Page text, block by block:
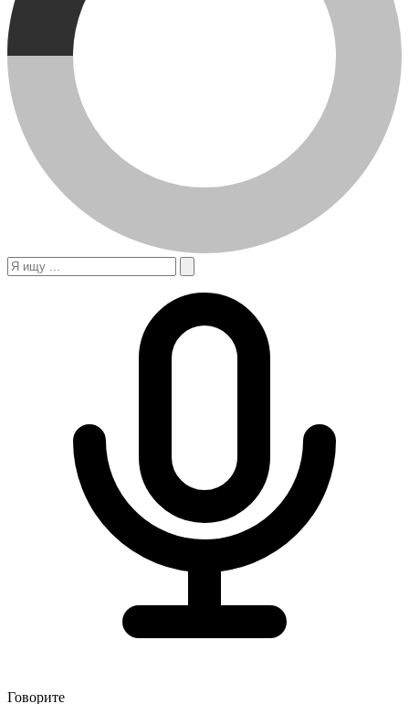
Говорите